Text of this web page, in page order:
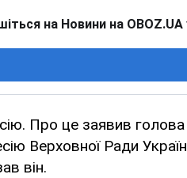
на Новини на OBOZ.UA
Про це заявив голова
Верховної Ради
він.